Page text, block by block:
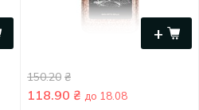
+
150.20 ₴
118.90 ₴ до 18.08